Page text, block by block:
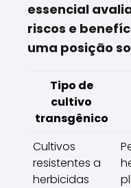
essencial
riscos e
uma posição
Tipo de
cultivo
transgênico
Cultivos
resistentes a
herbicidas